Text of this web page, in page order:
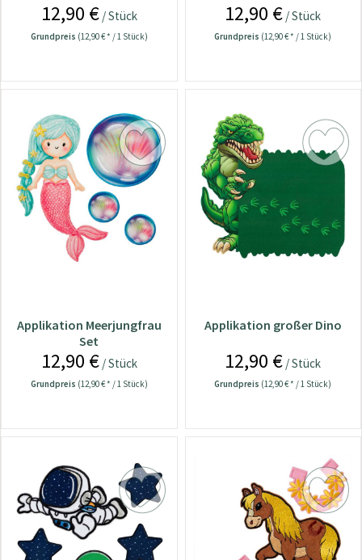
12,90 €/ Stück
Grundpreis (12,90 € * / 1 Stück)
12,90 € / Stück
Grundpreis (12,90 € * / 1 Stück)
Applikation Meerjungfrau
Set
12,90 €/ Stück
Grundpreis (12,90 € * / 1 Stück)
Applikation großer Dino
12,90 € / Stück
Grundpreis (12,90 € * / 1 Stück)